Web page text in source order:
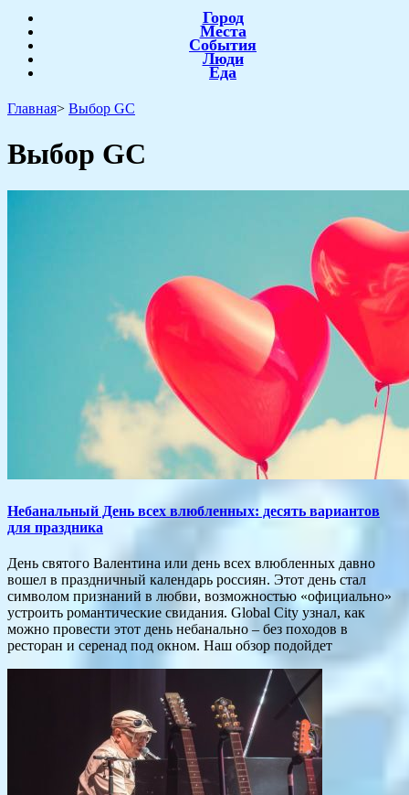
Город
Места
События
Люди
Еда
Главная> Выбор GC
Выбор GC
Небанальный День всех влюбленных: десять вариантов
для праздника
День святого Валентина или день всех влюбленных давно
вошел в праздничный календарь россиян. Этот день стал
символом признаний в любви, возможностью «официально»
устроить романтические свидания. Global City узнал, как
можно провести этот день небанально – без походов в
ресторан и серенад под окном. Наш обзор подойдет